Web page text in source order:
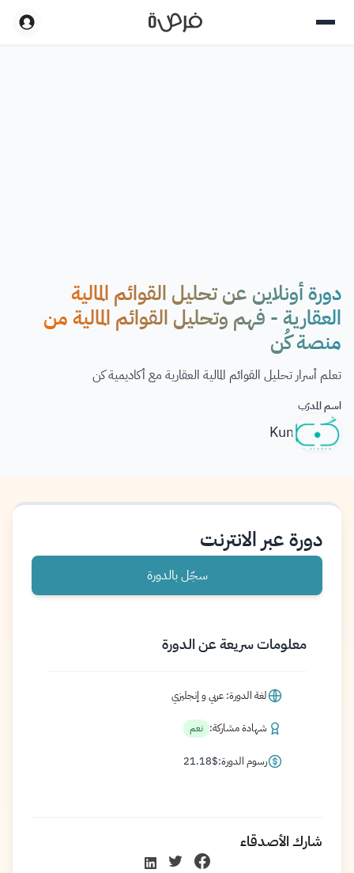
دورة أونلاين عن تحليل القوائم المالية
العقارية - فهم وتحليل القوائم المالية من
منصة كُن
تعلم أسرار تحليل القوائم المالية العقارية مع أكاديمية كن
اسم المدرّب
Kun
دورة عبر الانترنت
سجّل بالدورة
معلومات سريعة عن الدورة
لغة الدورة: عربي و إنجليزي
شهادة مشاركة: نعم
رسوم الدورة: 21.18$
شارك الأصدقاء